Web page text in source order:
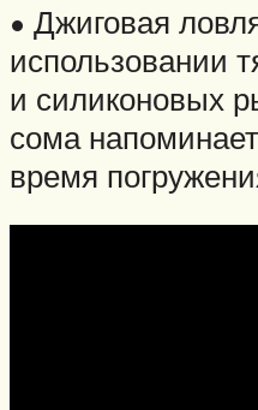
• Джиговая
использовании
и силиконовых
сома
время